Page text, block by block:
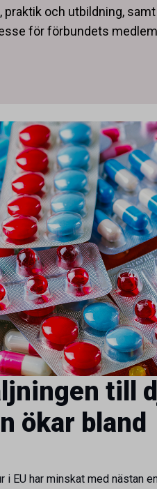
och utbildning,
för förbundets
till
ökar bland
EU har minskat med nästan